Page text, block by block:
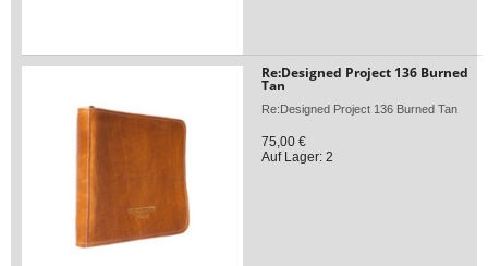
Re:Designed Project 136 Burned
Tan
Re:Designed Project 136 Burned Tan
75,00 €
Auf Lager: 2